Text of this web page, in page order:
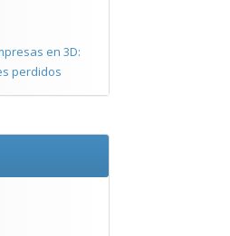
en 3D:
perdidos